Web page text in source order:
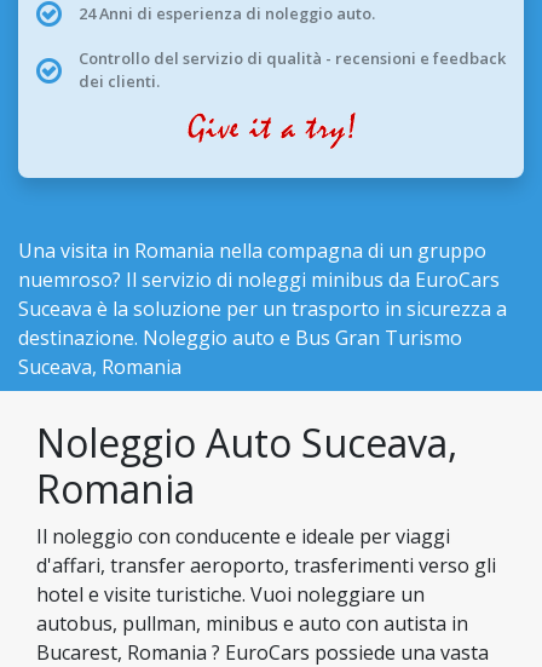
24 Anni di esperienza di noleggio auto.
Controllo del servizio di qualità - recensioni e feedback
dei clienti.
Una visita in Romania nella compagna di un gruppo
nuemroso? Il servizio di noleggi minibus da EuroCars
Suceava è la soluzione per un trasporto in sicurezza a
destinazione. Noleggio auto e Bus Gran Turismo
Suceava, Romania
Noleggio Auto Suceava,
Romania
Il noleggio con conducente e ideale per viaggi
d'affari, transfer aeroporto, trasferimenti verso gli
hotel e visite turistiche. Vuoi noleggiare un
autobus, pullman, minibus e auto con autista in
Bucarest, Romania ? EuroCars possiede una vasta